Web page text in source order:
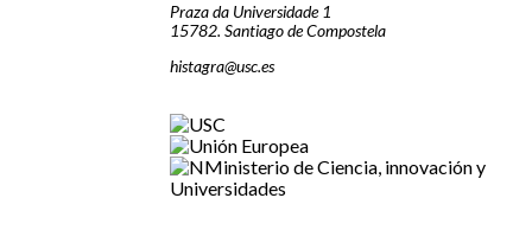
Praza da Universidade 1
15782. Santiago de Compostela
histagra@usc.es